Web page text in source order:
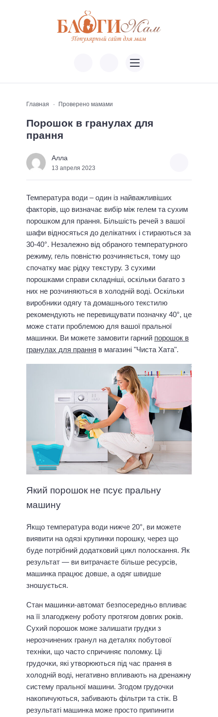
Главная Проверено мамами
Порошок в гранулах для
прання
Алла
13 апреля 2023
Температура води – один із найважливіших
факторів, що визначає вибір між гелем та сухим
порошком для прання. Більшість речей з вашої
шафи відносяться до делікатних і стираються за
30-40°. Незалежно від обраного температурного
режиму, гель повністю розчиняється, тому що
спочатку має рідку текстуру. З сухими
порошками справи складніші, оскільки багато з
них не розчиняються в холодній воді. Оскільки
виробники одягу та домашнього текстилю
рекомендують не перевищувати позначку 40°, це
може стати проблемою для вашої пральної
машинки. Ви можете замовити гарний порошок в
гранулах для прання в магазині "Чиста Хата".
Який порошок не псує пральну
машину
Якщо температура води нижче 20°, ви можете
виявити на одязі крупинки порошку, через що
буде потрібний додатковий цикл полоскання. Як
результат — ви витрачаєте більше ресурсів,
машинка працює довше, а одяг швидше
зношується.
Стан машинки-автомат безпосередньо впливає
на її злагоджену роботу протягом довгих років.
Сухий порошок може залишати грудки з
нерозчинених гранул на деталях побутової
техніки, що часто спричиняє поломку. Ці
грудочки, які утворюються під час прання в
холодній воді, негативно впливають на дренажну
систему пральної машини. Згодом грудочки
накопичуються, забивають фільтри та стік. В
результаті машинка може просто припинити